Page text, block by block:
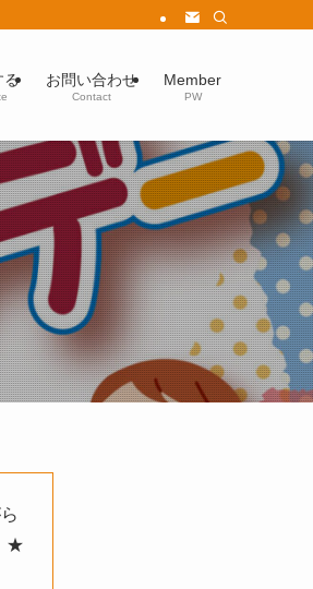
る お問い合わせ
Contact
Member
PW
★